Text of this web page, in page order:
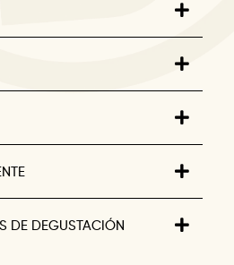
DE DEGUSTACIÓN